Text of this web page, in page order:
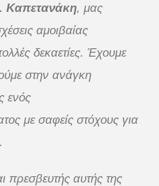
Καπετανάκη, μας
αμοιβαίας
δεκαετίες. Έχουμε
στην ανάγκη
ενός
με σαφείς στόχους για
πρεσβευτής αυτής της